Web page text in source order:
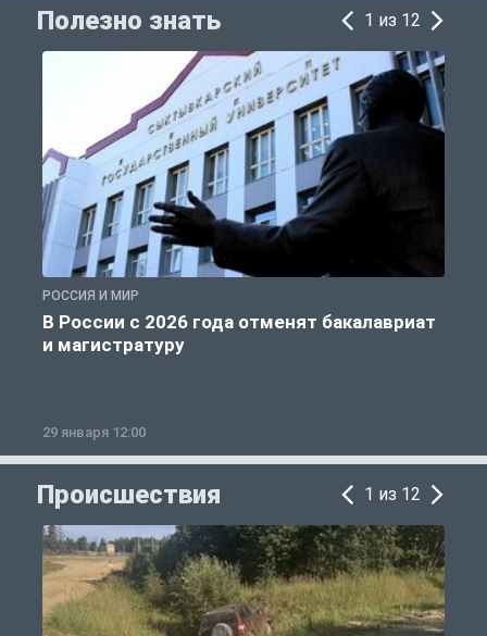
Полезно знать 1 из 12
РОССИЯ И МИР
В России с 2026 года отменят бакалавриат
и магистратуру
29 января 12:00
Происшествия 1 из 12